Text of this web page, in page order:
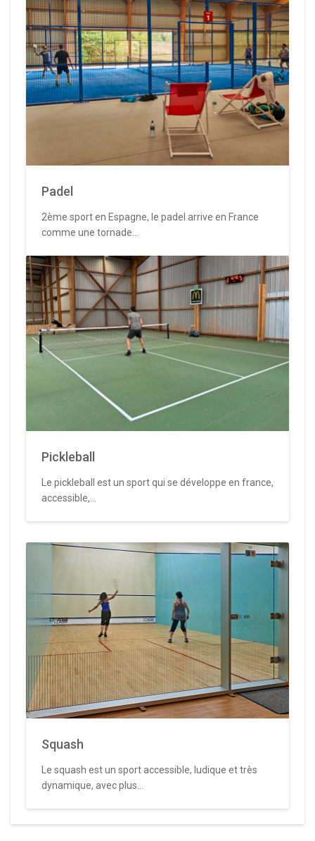
Padel
2ème sport en Espagne, le padel arrive en France
comme une tornade...
Pickleball
Le pickleball est un sport qui se développe en france,
accessible,...
Squash
Le squash est un sport accessible, ludique et très
dynamique, avec plus...